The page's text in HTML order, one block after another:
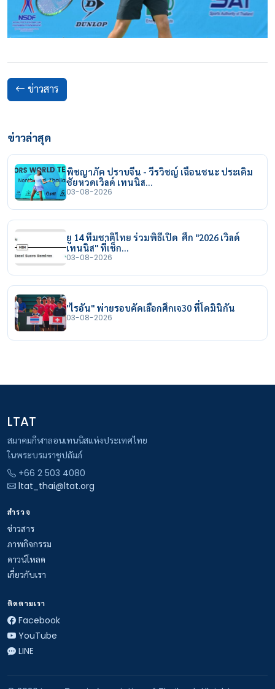
ข่าวสาร
ข่าวล่าสุด
พิชญาภัค ปราบจีน - วีรวิชญ์ เฉือนชนะ ประเดิม
ชัยหวดเวิลด์ เทนนิส…
03-08-2026
ยู 14 ทีมชาติไทย ร่วมพิธีเปิด ศึก "2026 เวิลด์
เทนนิส" ที่เช็ก…
03-08-2026
"ไรอัน" พ่ายรอบคัดเลือกศึกเจ30 ที่โดมินิกัน
03-08-2026
LTAT
สมาคมกีฬาลอนเทนนิสแห่งประเทศไทย
ในพระบรมราชูปถัมภ์
+66 2 503 4080
ltat_thai@ltat.org
สำรวจ
ข่าวสาร
ภาพกิจกรรม
ดาวน์โหลด
เกี่ยวกับเรา
ติดตามเรา
Facebook
YouTube
LINE